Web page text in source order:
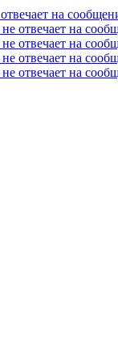
на
отвечает на
отвечает на
отвечает на
отвечает на